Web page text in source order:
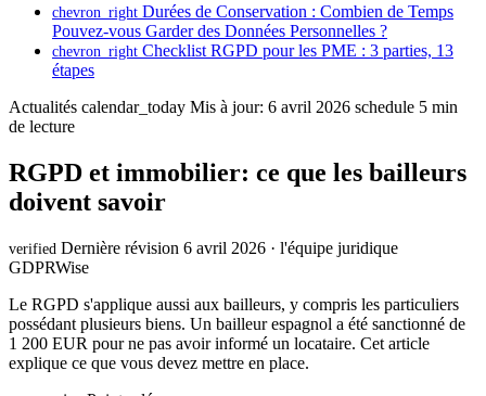
chevron_right Durées de Conservation : Combien de Temps
Pouvez-vous Garder des Données Personnelles ?
chevron_right Checklist RGPD pour les PME : 3 parties, 13
étapes
Actualités calendar_today Mis à jour: 6 avril 2026 schedule 5 min
de lecture
RGPD et immobilier: ce que les bailleurs
doivent savoir
verified Dernière révision 6 avril 2026 · l'équipe juridique
GDPRWise
Le RGPD s'applique aussi aux bailleurs, y compris les particuliers
possédant plusieurs biens. Un bailleur espagnol a été sanctionné de
1 200 EUR pour ne pas avoir informé un locataire. Cet article
explique ce que vous devez mettre en place.